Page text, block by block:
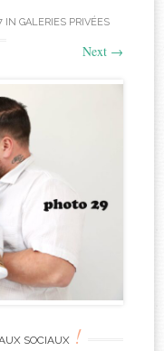
IN GALERIES PRIVÉES
Next →
SOCIAUX !